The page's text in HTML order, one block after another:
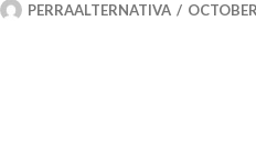
PERRAALTERNATIVA